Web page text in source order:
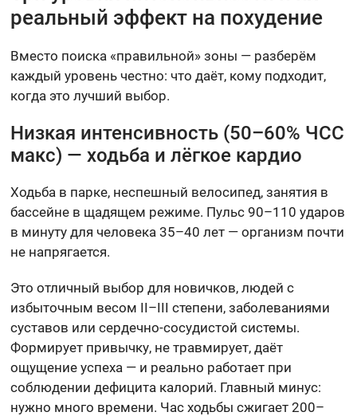
реальный эффект на похудение
Вместо поиска «правильной» зоны — разберём
каждый уровень честно: что даёт, кому подходит,
когда это лучший выбор.
Низкая интенсивность (50–60% ЧСС
макс) — ходьба и лёгкое кардио
Ходьба в парке, неспешный велосипед, занятия в
бассейне в щадящем режиме. Пульс 90–110 ударов
в минуту для человека 35–40 лет — организм почти
не напрягается.
Это отличный выбор для новичков, людей с
избыточным весом II–III степени, заболеваниями
суставов или сердечно-сосудистой системы.
Формирует привычку, не травмирует, даёт
ощущение успеха — и реально работает при
соблюдении дефицита калорий. Главный минус:
нужно много времени. Час ходьбы сжигает 200–